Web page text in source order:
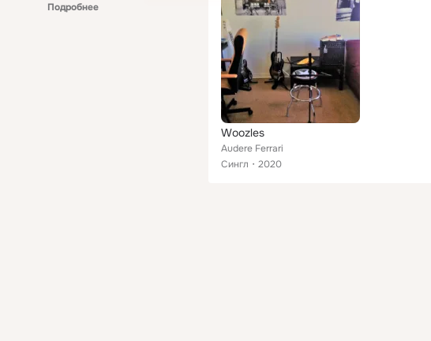
Подробнее
Woozles
Audere Ferrari
Сингл
2020